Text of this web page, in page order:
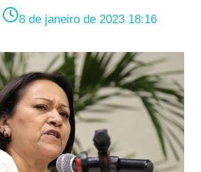
8 de janeiro de 2023 18:16